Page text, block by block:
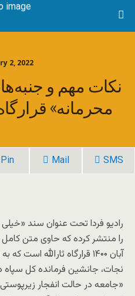
2, 2022
نکات مهم و
محرمانه»
Pin Mail SMS
رادیو فردا تحت عنوان سند «خیلی
آبان ۱۴۰۰ قرارگاه
نجات، جانشین فرمانده کل سپاه در
«جامعه در حالت انفجار زیرپوستی